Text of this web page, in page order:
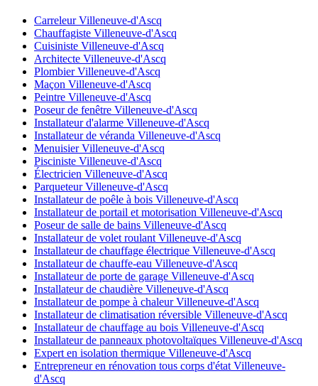
Carreleur Villeneuve-d'Ascq
Chauffagiste Villeneuve-d'Ascq
Cuisiniste Villeneuve-d'Ascq
Architecte Villeneuve-d'Ascq
Plombier Villeneuve-d'Ascq
Maçon Villeneuve-d'Ascq
Peintre Villeneuve-d'Ascq
Poseur de fenêtre Villeneuve-d'Ascq
Installateur d'alarme Villeneuve-d'Ascq
Installateur de véranda Villeneuve-d'Ascq
Menuisier Villeneuve-d'Ascq
Pisciniste Villeneuve-d'Ascq
Électricien Villeneuve-d'Ascq
Parqueteur Villeneuve-d'Ascq
Installateur de poêle à bois Villeneuve-d'Ascq
Installateur de portail et motorisation Villeneuve-d'Ascq
Poseur de salle de bains Villeneuve-d'Ascq
Installateur de volet roulant Villeneuve-d'Ascq
Installateur de chauffage électrique Villeneuve-d'Ascq
Installateur de chauffe-eau Villeneuve-d'Ascq
Installateur de porte de garage Villeneuve-d'Ascq
Installateur de chaudière Villeneuve-d'Ascq
Installateur de pompe à chaleur Villeneuve-d'Ascq
Installateur de climatisation réversible Villeneuve-d'Ascq
Installateur de chauffage au bois Villeneuve-d'Ascq
Installateur de panneaux photovoltaïques Villeneuve-d'Ascq
Expert en isolation thermique Villeneuve-d'Ascq
Entrepreneur en rénovation tous corps d'état Villeneuve-
d'Ascq